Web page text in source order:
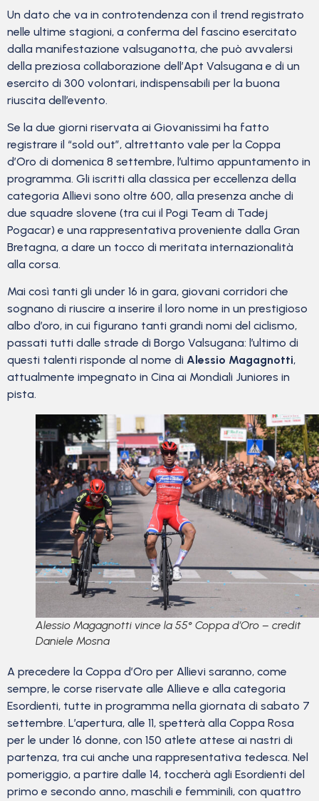
Un dato che va in controtendenza con il trend registrato
nelle ultime stagioni, a conferma del fascino esercitato
dalla manifestazione valsuganotta, che può avvalersi
della preziosa collaborazione dell’Apt Valsugana e di un
esercito di 300 volontari, indispensabili per la buona
riuscita dell’evento.
Se la due giorni riservata ai Giovanissimi ha fatto
registrare il “sold out”, altrettanto vale per la Coppa
d’Oro di domenica 8 settembre, l’ultimo appuntamento in
programma. Gli iscritti alla classica per eccellenza della
categoria Allievi sono oltre 600, alla presenza anche di
due squadre slovene (tra cui il Pogi Team di Tadej
Pogacar) e una rappresentativa proveniente dalla Gran
Bretagna, a dare un tocco di meritata internazionalità
alla corsa.
Mai così tanti gli under 16 in gara, giovani corridori che
sognano di riuscire a inserire il loro nome in un prestigioso
albo d’oro, in cui figurano tanti grandi nomi del ciclismo,
passati tutti dalle strade di Borgo Valsugana: l’ultimo di
questi talenti risponde al nome di Alessio Magagnotti,
attualmente impegnato in Cina ai Mondiali Juniores in
pista.
Alessio Magagnotti vince la 55° Coppa d’Oro – credit
Daniele Mosna
A precedere la Coppa d’Oro per Allievi saranno, come
sempre, le corse riservate alle Allieve e alla categoria
Esordienti, tutte in programma nella giornata di sabato 7
settembre. L’apertura, alle 11, spetterà alla Coppa Rosa
per le under 16 donne, con 150 atlete attese ai nastri di
partenza, tra cui anche una rappresentativa tedesca. Nel
pomeriggio, a partire dalle 14, toccherà agli Esordienti del
primo e secondo anno, maschili e femminili, con quattro